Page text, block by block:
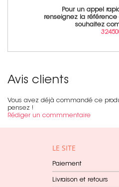
Pour un appel
renseignez la
souhaitez
Avis clients
Vous avez déjà commandé ce
pensez !
Rédiger un commmentaire
LE SITE
Paiement
Livraison et retours